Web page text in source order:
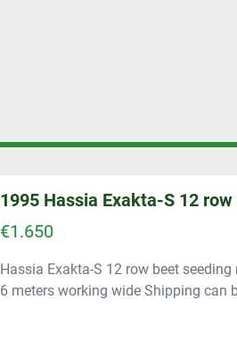
1995 Hassia Exakta-S 12
€1.650
Hassia Exakta-S 12 row beet
6 meters working wide Shipping can